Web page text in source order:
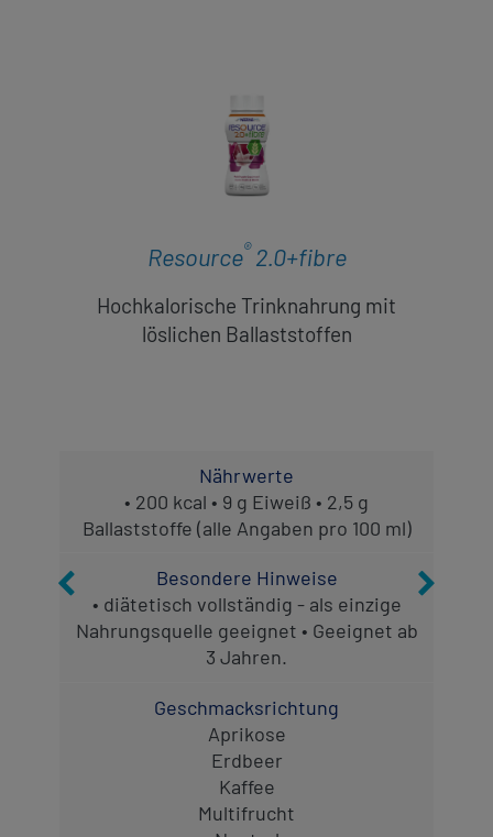
Resource®2.0+fibre
Hochkalorische Trinknahrung mit
löslichen Ballaststoffen
Nährwerte
• 200 kcal • 9 g Eiweiß • 2,5 g
Ballaststoffe (alle Angaben pro 100 ml)
Besondere Hinweise
• diätetisch vollständig - als einzige
Nahrungsquelle geeignet • Geeignet ab
3 Jahren.
Geschmacksrichtung
Aprikose
Erdbeer
Kaffee
Multifrucht